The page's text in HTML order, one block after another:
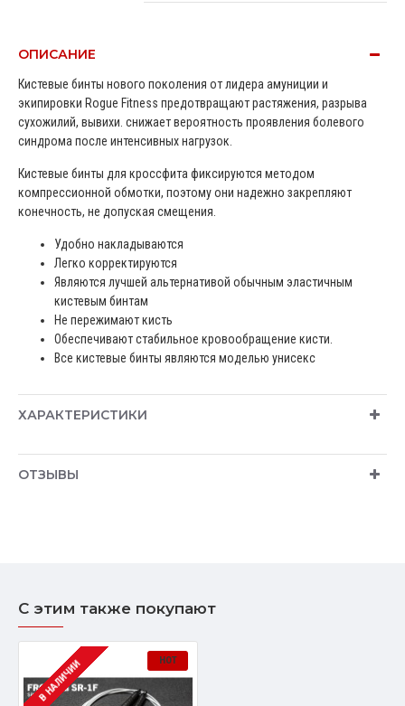
ОПИСАНИЕ
Кистевые бинты нового поколения от лидера амуниции и
экипировки Rogue Fitness предотвращают растяжения, разрыва
сухожилий, вывихи. снижает вероятность проявления болевого
синдрома после интенсивных нагрузок.
Кистевые бинты для кроссфита фиксируются методом
компрессионной обмотки, поэтому они надежно закрепляют
конечность, не допуская смещения.
Удобно накладываются
Легко корректируются
Являются лучшей альтернативой обычным эластичным
кистевым бинтам
Не пережимают кисть
Обеспечивают стабильное кровообращение кисти.
Все кистевые бинты являются моделью унисекс
ХАРАКТЕРИСТИКИ
ОТЗЫВЫ
С этим также покупают
HOT
В НАЛИЧИИ